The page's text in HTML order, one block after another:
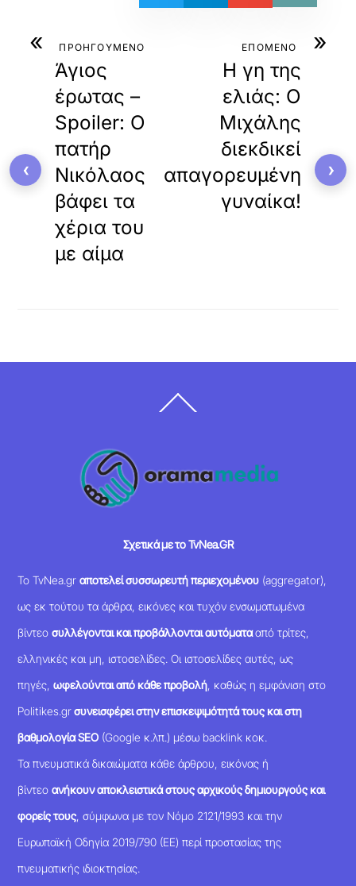
« ΠΡΟΗΓΟΥΜΕΝΟ
Άγιος
έρωτας –
Spoiler: Ο
πατήρ
Νικόλαος
βάφει τα
χέρια του
με αίμα
»
ΕΠΟΜΕΝΟ
Η γη της
ελιάς: Ο
Μιχάλης
διεκδικεί
απαγορευμένη
γυναίκα!
To
Σχετικά με το TvNea.GR
Το TvNea.grαποτελεί συσσωρευτή περιεχομένου (aggregator),
ως εκ τούτου τα άρθρα, εικόνες και τυχόν ενσωματωμένα
βίντεοσυλλέγονται και προβάλλονται αυτόματααπό τρίτες,
ελληνικές και μη, ιστοσελίδες. Οι ιστοσελίδες αυτές, ως
πηγές,ωφελούνται από κάθε προβολή , καθώς η εμφάνιση στο
Politikes.grσυνεισφέρει στην επισκεψιμότητά τους και στη
βαθμολογία SEO (Google κ.λπ.) μέσω backlink κοκ.
Τα πνευματικά δικαιώματα κάθε άρθρου, εικόνας ή
βίντεοανήκουν αποκλειστικά στους αρχικούς δημιουργούς και
φορείς τους , σύμφωνα με τον Νόμο 2121/1993 και την
Ευρωπαϊκή Οδηγία 2019/790 (ΕΕ) περί προστασίας της
πνευματικής ιδιοκτησίας.
‹ ›